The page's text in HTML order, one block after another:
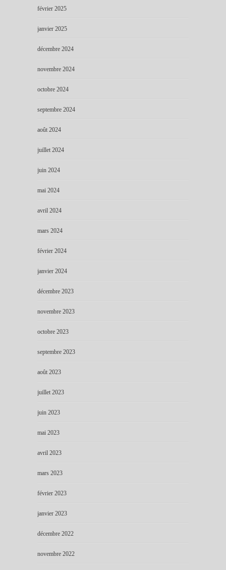
février 2025
janvier 2025
décembre 2024
novembre 2024
octobre 2024
septembre 2024
août 2024
juillet 2024
juin 2024
mai 2024
avril 2024
mars 2024
février 2024
janvier 2024
décembre 2023
novembre 2023
octobre 2023
septembre 2023
août 2023
juillet 2023
juin 2023
mai 2023
avril 2023
mars 2023
février 2023
janvier 2023
décembre 2022
novembre 2022